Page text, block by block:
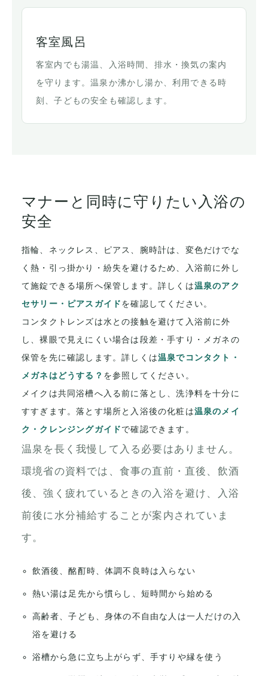
客室風呂
客室内でも湯温、入浴時間、排水・換気の案内
を守ります。温泉か沸かし湯か、利用できる時
刻、子どもの安全も確認します。
マナーと同時に守りたい入浴の
安全
指輪、ネックレス、ピアス、腕時計は、変色だけでな
く熱・引っ掛かり・紛失を避けるため、入浴前に外し
て施錠できる場所へ保管します。詳しくは温泉のアク
セサリー・ピアスガイドを確認してください。
コンタクトレンズは水との接触を避けて入浴前に外
し、裸眼で見えにくい場合は段差・手すり・メガネの
保管を先に確認します。詳しくは温泉でコンタクト・
メガネはどうする？ を参照してください。
メイクは共同浴槽へ入る前に落とし、洗浄料を十分に
すすぎます。落とす場所と入浴後の化粧は温泉のメイ
ク・クレンジングガイドで確認できます。
温泉を長く我慢して入る必要はありません。
環境省の資料では、食事の直前・直後、飲酒
後、強く疲れているときの入浴を避け、入浴
前後に水分補給することが案内されていま
す。
飲酒後、酩酊時、体調不良時は入らない
熱い湯は足先から慣らし、短時間から始める
高齢者、子ども、身体の不自由な人は一人だけの入
浴を避ける
浴槽から急に立ち上がらず、手すりや縁を使う